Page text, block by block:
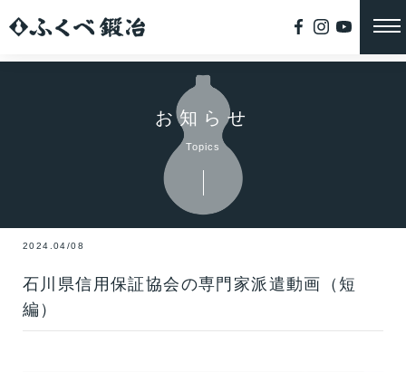
お知らせ
Topics
2024.04/08
石川県信用保証協会の専門家派遣動画（短
編）